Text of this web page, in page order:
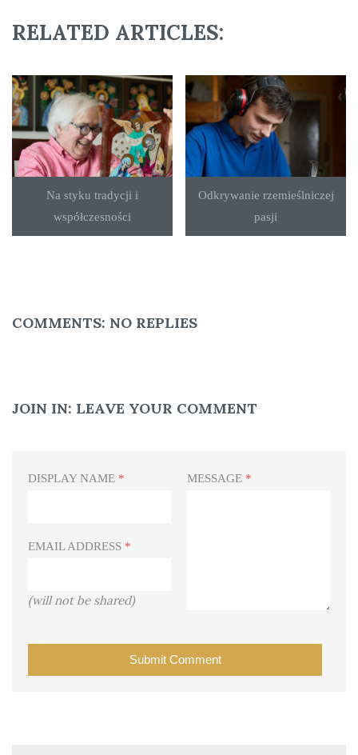
RELATED ARTICLES:
Na styku tradycji i
współczesności
Odkrywanie rzemieślniczej
pasji
COMMENTS: NO REPLIES
JOIN IN: LEAVE YOUR COMMENT
DISPLAY NAME *
EMAIL ADDRESS *
(will not be shared)
MESSAGE *